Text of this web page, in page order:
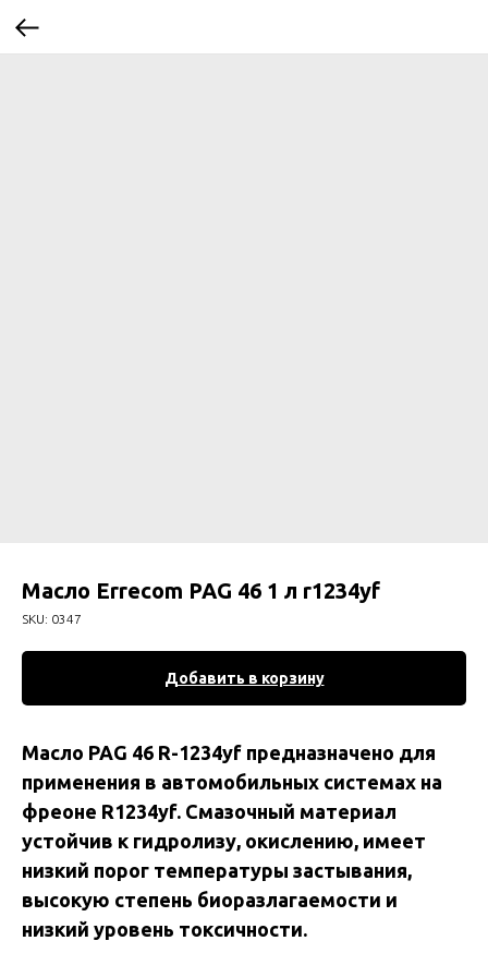
Масло Errecom PAG 46 1 л r1234yf
SKU: 0347
Добавить в корзину
Масло PAG 46 R-1234yf предназначено для
применения в автомобильных системах на
фреоне R1234yf. Смазочный материал
устойчив к гидролизу, окислению, имеет
низкий порог температуры застывания,
высокую степень биоразлагаемости и
низкий уровень токсичности.